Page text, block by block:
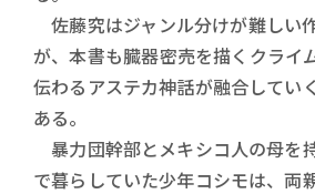
佐藤究はジャンル分けが難しい
が、本書も臓器密売を描くクライ
伝わるアステカ神話が融合してい
ある。
暴力団幹部とメキシコ人の母を
で暮らしていた少年コシモは、両